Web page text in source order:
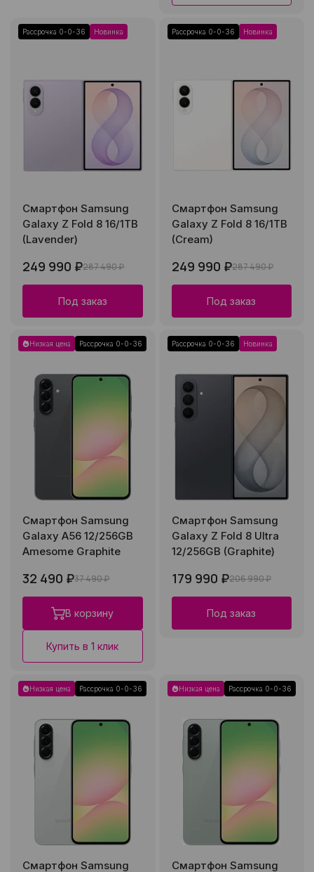
Рассрочка 0-0-36 Новинка
Смартфон Samsung
Galaxy Z Fold 8 16/1TB
(Lavender)
249 990 ₽287 490 ₽
Под заказ
Рассрочка 0-0-36 Новинка
Смартфон Samsung
Galaxy Z Fold 8 16/1TB
(Cream)
249 990 ₽287 490 ₽
Под заказ
Низкая цена Рассрочка 0-0-36
Смартфон Samsung
Galaxy A56 12/256GB
Amesome Graphite
32 490 ₽37 490 ₽
В корзину
Купить в 1 клик
Рассрочка 0-0-36 Новинка
Смартфон Samsung
Galaxy Z Fold 8 Ultra
12/256GB (Graphite)
179 990 ₽206 990 ₽
Под заказ
Низкая цена Рассрочка 0-0-36
Смартфон Samsung
Низкая цена Рассрочка 0-0-36
Смартфон Samsung